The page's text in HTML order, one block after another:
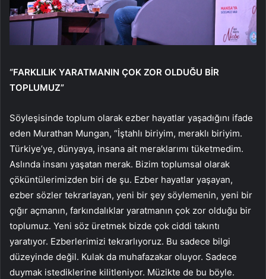
“FARKLILIK YARATMANIN ÇOK ZOR OLDUĞU BİR
TOPLUMUZ”
Söyleşisinde toplum olarak ezber hayatlar yaşadığını ifade
eden Murathan Mungan, “İştahlı biriyim, meraklı biriyim.
Türkiye’ye, dünyaya, insana ait meraklarımı tüketmedim.
Aslında insanı yaşatan merak. Bizim toplumsal olarak
çöküntülerimizden biri de şu. Ezber hayatlar yaşayan,
ezber sözler tekrarlayan, yeni bir şey söylemenin, yeni bir
çığır açmanın, farkındalıklar yaratmanın çok zor olduğu bir
toplumuz. Yeni söz üretmek bizde çok ciddi takıntı
yaratıyor. Ezberlerimizi tekrarlıyoruz. Bu sadece bilgi
düzeyinde değil. Kulak da muhafazakar oluyor. Sadece
duymak istediklerine kilitleniyor. Müzikte de bu böyle.